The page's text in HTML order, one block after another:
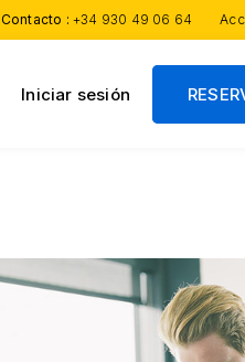
Contacto : +34 930 49 06 64
Iniciar sesión